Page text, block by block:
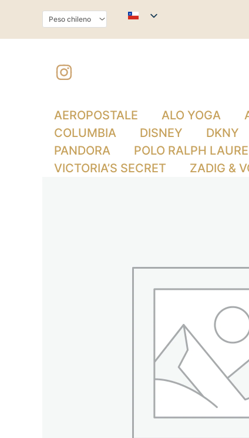
AEROPOSTALE ALO YOGA
COLUMBIA
DISNEY DKNY
PANDORA
POLO RALPH
VICTORIA’S SECRET
ZADIG &